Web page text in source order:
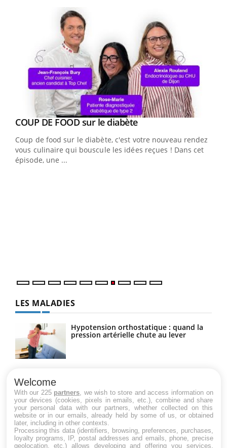
Youtube
COUP DE FOOD sur le diabèteYoutube
Coup de food sur le diabète, c'est votre nouveau rendez-
vous culinaire qui bouscule les idées reçues ! Dans cet
épisode, une ...
LES MALADIES
Hypotension orthostatique : quand la
pression artérielle chute au lever
Maladie de Charcot (Sclérose latérale
amyotrophique)
Welcome
With our 225 partners , we wish to store and access information on
your devices (cookies, pixels in emails, etc.), combine and share
your personal data with our partners, whether collected on this
website or in our emails, already held by some of us, or obtained
later, including in other contexts.
Processing this data (identifiers, browsing, preferences, purchases,
loyalty programs, IP, postal addresses and emails, phone, precise
geolocation, etc.) allows developing and offering you services,